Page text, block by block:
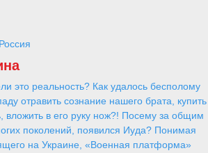
это реальность? Как удалось бесполому
отравить сознание нашего брата, купить
вложить в его руку нож?! Посему за общим
поколений, появился Иуда? Понимая
на Украине, «Военная платформа»